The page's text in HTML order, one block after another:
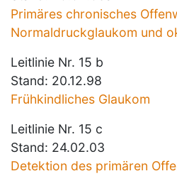
Primäres chronisches
Normaldruckglaukom und
Leitlinie Nr. 15 b
Stand: 20.12.98
Frühkindliches Glaukom
Leitlinie Nr. 15 c
Stand: 24.02.03
Detektion des primären